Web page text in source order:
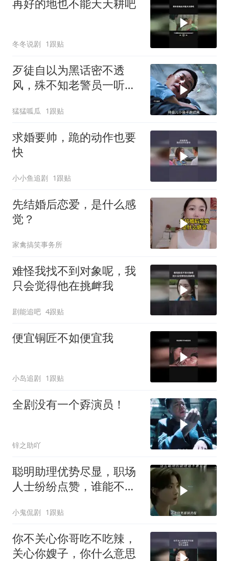
再好的地也不能天天耕吧
冬冬说剧 1跟贴
歹徒自以为黑话密不透
风，殊不知老警员一听便
猛猛呱瓜 1跟贴
求婚要帅，跪的动作也要
快
小小鱼追剧 1跟贴
先结婚后恋爱，是什么感
觉？
家禽搞笑事务所
难怪我找不到对象呢，我
只会觉得他在挑衅我
剧能追吧 4跟贴
便宜铜匠不如便宜我
小岛追剧 1跟贴
全剧没有一个孬演员！
锌之助吖
聪明助理优势尽显，职场
人士纷纷点赞，谁能不爱
小鬼侃剧 1跟贴
你不关心你哥吃不吃辣，
关心你嫂子，你什么意思